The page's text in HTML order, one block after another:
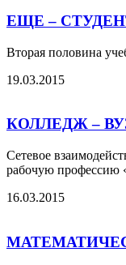
ЕЩЕ –
Вторая половина
19.03.2015
КОЛЛЕДЖ –
Сетевое
рабочую профессию
16.03.2015